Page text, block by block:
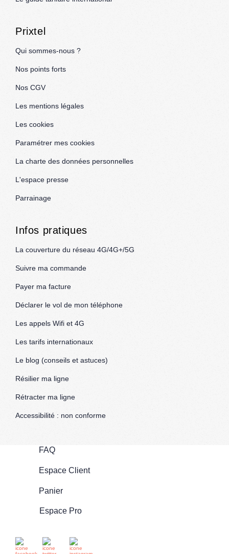
Prixtel
Qui sommes-nous ?
Nos points forts
Nos CGV
Les mentions légales
Les cookies
Paramétrer mes cookies
La charte des données personnelles
L'espace presse
Parrainage
Infos pratiques
La couverture du réseau 4G/4G+/5G
Suivre ma commande
Payer ma facture
Déclarer le vol de mon téléphone
Les appels Wifi et 4G
Les tarifs internationaux
Le blog (conseils et astuces)
Résilier ma ligne
Rétracter ma ligne
Accessibilité : non conforme
FAQ
Espace Client
Panier
Espace Pro